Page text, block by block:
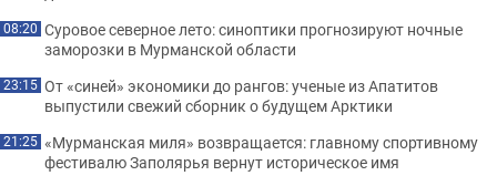
08:20 Суровое северное лето: синоптики прогнозируют ночные
заморозки в Мурманской области
23:15 От «синей» экономики до рангов: ученые из Апатитов
выпустили свежий сборник о будущем Арктики
21:25 «Мурманская миля» возвращается: главному спортивному
фестивалю Заполярья вернут историческое имя